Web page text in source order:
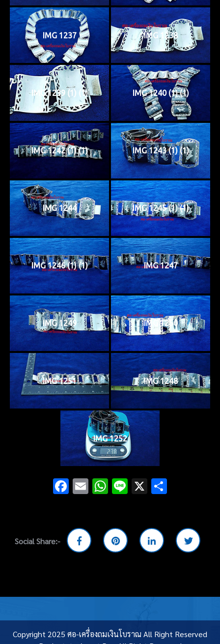
IMG 1237 IMG 1238
IMG 1239 (1) (1) IMG 1240 (1) (1)
IMG 1242 (1) (1) IMG 1243 (1) (1)
IMG 1244 IMG 1245 (1) (1)
IMG 1246 (1) (1) IMG 1247
IMG 1249 IMG 1250
IMG 1251 IMG 1248
IMG 1252
Facebook
EmailWhatsApp
Line
X
Social Share:-
Copyright 2025 ศอ-เครื่องถมเงินโบราณ All Right Reserved